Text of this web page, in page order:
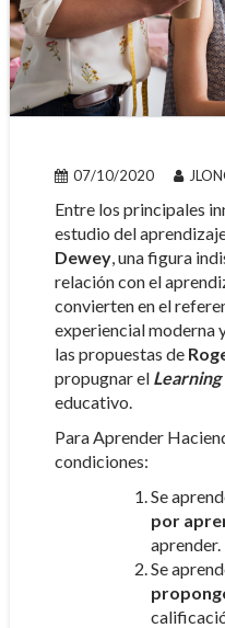
07/10/2020
Entre los principales
estudio del
Dewey, una figura
relación con el
convierten en el
experiencial moderna
las propuestas de
propugnar el
educativo.
Para Aprender
condiciones:
Se
por
aprender.
Se